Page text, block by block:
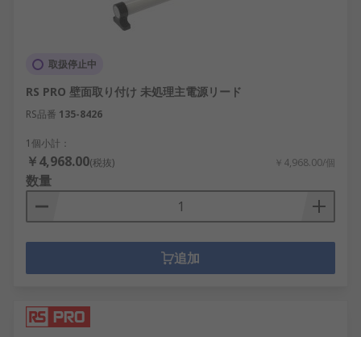
取扱停止中
RS PRO 壁面取り付け 未処理主電源リード
RS品番 135-8426
1個小計：
￥4,968.00(税抜) ￥4,968.00/個
数量
追加